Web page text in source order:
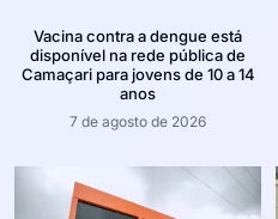
Vacina contra a dengue está
disponível na rede pública de
Camaçari para jovens de 10 a 14
anos
7 de agosto de 2026